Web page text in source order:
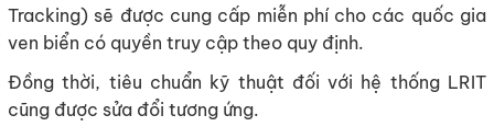
Tracking) sẽ được cung cấp miễn phí cho các quốc gia
ven biển có quyền truy cập theo quy định.
Đồng thời, tiêu chuẩn kỹ thuật đối với hệ thống LRIT
cũng được sửa đổi tương ứng.